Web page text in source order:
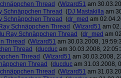
Thread (Wizard51 am
Schnäppchen Thread (DJ Mastakilla am
Schnäppchen Thread (dr_med am
Schnäppchen Thread (Wizard51 am
Ray Schnäppchen Thread (dr_med am
Thread (Wizard51 am 30.03.2008,
Thread (ducduc am 30.03.2008,
Thread (Wizard51 am 30.03.2008,
Thread (ducduc am 31.03.2008,
Thread (Wizard51 am